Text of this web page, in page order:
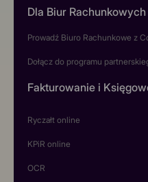
Dla Biur Rachunkowych
Prowadź Biuro Rachunkowe z
Dołącz do programu
Fakturowanie i
Ryczałt online
KPiR online
OCR